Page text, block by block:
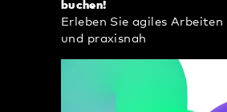
buchen!
Erleben Sie agiles
und praxisnah